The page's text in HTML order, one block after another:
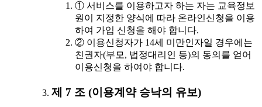
① 서비스를 이용하고자 하는 자는 교육정보
원이 지정한 양식에 따라 온라인신청을 이용
하여 가입 신청을 해야 합니다.
② 이용신청자가 14세 미만인자일 경우에는
친권자(부모, 법정대리인 등)의 동의를 얻어
이용신청을 하여야 합니다.
제 7 조 (이용계약 승낙의 유보)